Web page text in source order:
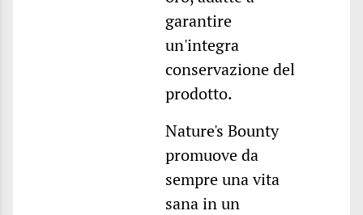
garantire
un'integra
conservazione del
prodotto.
Nature's Bounty
promuove da
sempre una vita
sana in un